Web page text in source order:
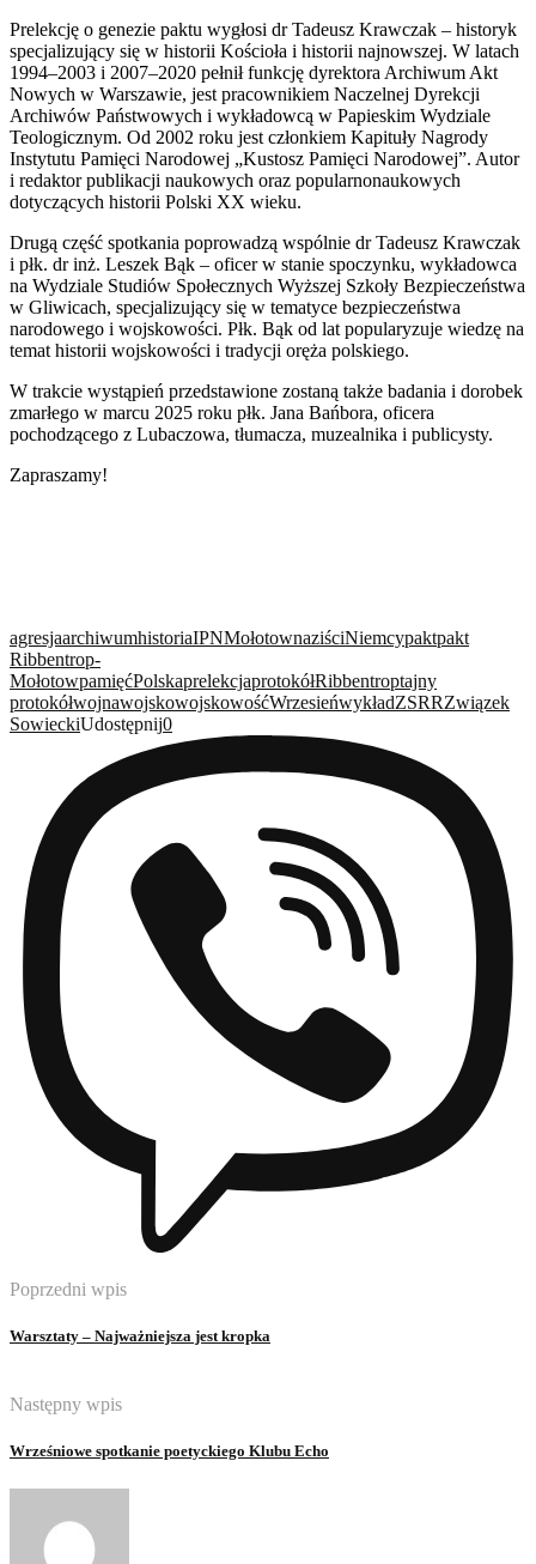
Prelekcję o genezie paktu wygłosi dr Tadeusz Krawczak – historyk
specjalizujący się w historii Kościoła i historii najnowszej. W latach
1994–2003 i 2007–2020 pełnił funkcję dyrektora Archiwum Akt
Nowych w Warszawie, jest pracownikiem Naczelnej Dyrekcji
Archiwów Państwowych i wykładowcą w Papieskim Wydziale
Teologicznym. Od 2002 roku jest członkiem Kapituły Nagrody
Instytutu Pamięci Narodowej „Kustosz Pamięci Narodowej”. Autor
i redaktor publikacji naukowych oraz popularnonaukowych
dotyczących historii Polski XX wieku.
Drugą część spotkania poprowadzą wspólnie dr Tadeusz Krawczak
i płk. dr inż. Leszek Bąk – oficer w stanie spoczynku, wykładowca
na Wydziale Studiów Społecznych Wyższej Szkoły Bezpieczeństwa
w Gliwicach, specjalizujący się w tematyce bezpieczeństwa
narodowego i wojskowości. Płk. Bąk od lat popularyzuje wiedzę na
temat historii wojskowości i tradycji oręża polskiego.
W trakcie wystąpień przedstawione zostaną także badania i dorobek
zmarłego w marcu 2025 roku płk. Jana Bańbora, oficera
pochodzącego z Lubaczowa, tłumacza, muzealnika i publicysty.
Zapraszamy!
agresjaarchiwumhistoriaIPNMołotownaziściNiemcypaktpakt
Ribbentrop-
MołotowpamięćPolskaprelekcjaprotokółRibbentroptajny
protokółwojnawojskowojskowośćWrzesieńwykładZSRRZwiązek
SowieckiUdostępnij0
Poprzedni wpis
Warsztaty – Najważniejsza jest kropka
Następny wpis
Wrześniowe spotkanie poetyckiego Klubu Echo